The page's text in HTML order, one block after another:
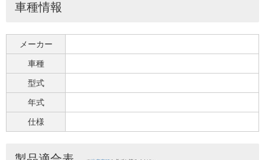
車種情報
メーカー
車種
型式
年式
仕様